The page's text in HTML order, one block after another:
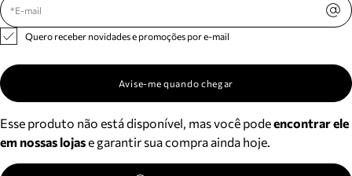
Quero receber novidades e promoções por e-mail
Avise-me quando chegar
Esse produto não está disponível, mas você podeencontrar ele
em nossas lojase garantir sua compra ainda hoje.